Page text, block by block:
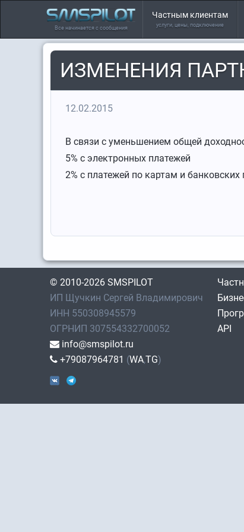
Все начинается с сообщения
Частным клиентам
услуги, цены, подключение
ИЗМЕНЕНИЯ
12.02.2015
В связи с уменьшением общей
5% с электронных платежей
2% с платежей по картам и
© 2010-2026 SMSPILOT
ИП Щучкин Сергей Владимирович
ИНН 550308945579
ОГРНИП 307554332700052
info@smspilot.ru
+79087964781 (WA,TG)
API